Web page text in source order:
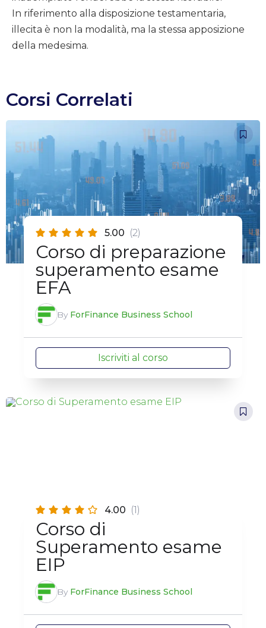
In riferimento alla disposizione testamentaria,
illecita è non la modalità, ma la stessa apposizione
della medesima.
Corsi Correlati
5.00 (2)
Corso di preparazione
superamento esame
EFA
By ForFinance Business School
Iscriviti al corso
4.00 (1)
Corso di
Superamento esame
EIP
By ForFinance Business School